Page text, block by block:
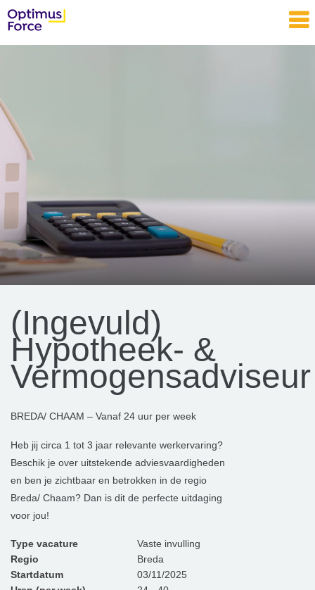
(Ingevuld)
Hypotheek- &
Vermogensadviseur
BREDA/ CHAAM – Vanaf 24 uur per week
Heb jij circa 1 tot 3 jaar relevante werkervaring?
Beschik je over uitstekende adviesvaardigheden
en ben je zichtbaar en betrokken in de regio
Breda/ Chaam? Dan is dit de perfecte uitdaging
voor jou!
Type vacature
Vaste invulling
Regio
Breda
Startdatum
03/11/2025